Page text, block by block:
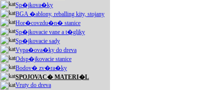
Sp�jkova�ky
BGA �ablony, reballing kity, stojany
Hor�covzdu�n� stanice
Sp�jkovacie vane a t�gliky
Sp�jkovacie sady
Vypa�ova�ky do dreva
Odsp�jkovacie stanice
Bodov� zv�ra�ky
SPOJOVAC� MATERI�L
Vruty do dreva